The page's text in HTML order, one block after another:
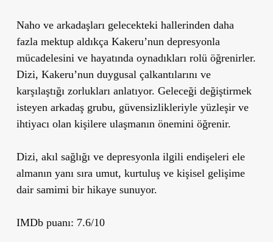
Naho ve arkadaşları gelecekteki hallerinden daha
fazla mektup aldıkça Kakeru’nun depresyonla
mücadelesini ve hayatında oynadıkları rolü öğrenirler.
Dizi, Kakeru’nun duygusal çalkantılarını ve
karşılaştığı zorlukları anlatıyor. Geleceği değiştirmek
isteyen arkadaş grubu, güvensizlikleriyle yüzleşir ve
ihtiyacı olan kişilere ulaşmanın önemini öğrenir.
Dizi, akıl sağlığı ve depresyonla ilgili endişeleri ele
almanın yanı sıra umut, kurtuluş ve kişisel gelişime
dair samimi bir hikaye sunuyor.
IMDb puanı: 7.6/10